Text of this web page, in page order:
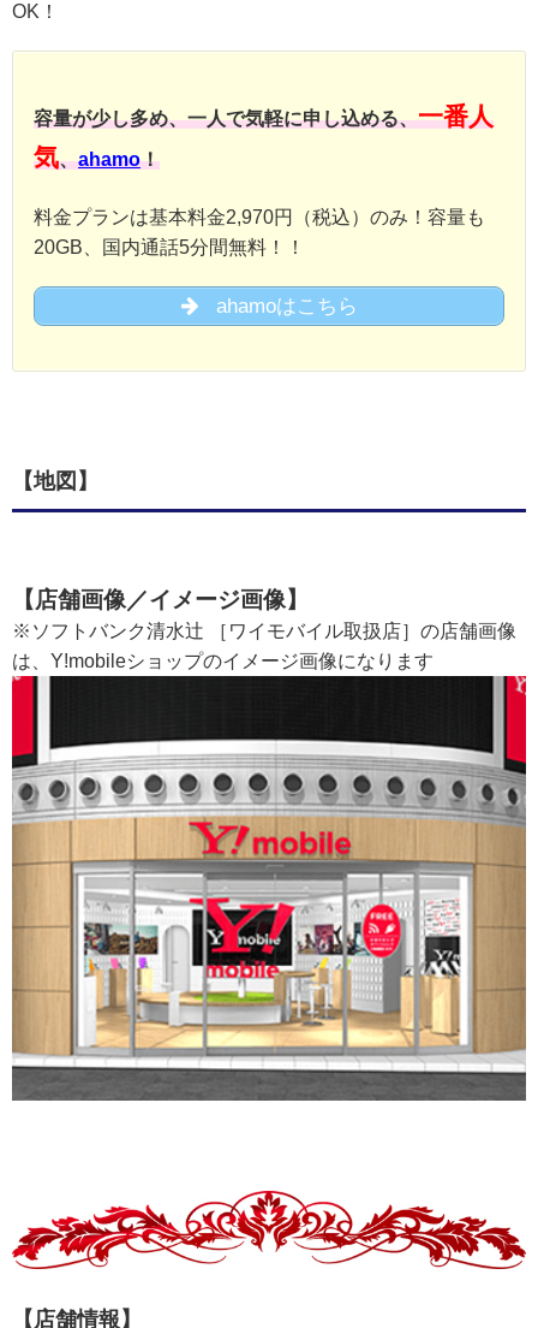
OK！
容量が少し多め、一人で気軽に申し込める、一番人
気、ahamo！
料金プランは基本料金2,970円（税込）のみ！容量も
20GB、国内通話5分間無料！！
ahamoはこちら
【地図】
【店舗画像／イメージ画像】
※ソフトバンク清水辻 ［ワイモバイル取扱店］の店舗画像
は、Y!mobileショップのイメージ画像になります
【店舗情報】